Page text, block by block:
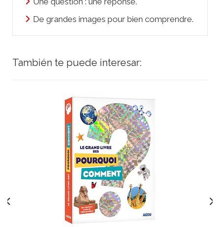
De grandes images pour bien comprendre.
También te puede interesar: